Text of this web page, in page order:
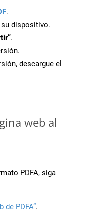
.
su dispositivo.
.
descargue el
web al
PDFA, siga
de PDFA”.